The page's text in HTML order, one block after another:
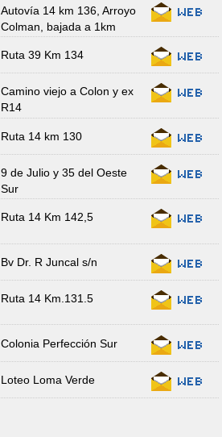
Autovía 14 km 136, Arroyo
Colman, bajada a 1km
Ruta 39 Km 134
Camino viejo a Colon y ex
R14
Ruta 14 km 130
9 de Julio y 35 del Oeste
Sur
Ruta 14 Km 142,5
Bv Dr. R Juncal s/n
Ruta 14 Km.131.5
Colonia Perfección Sur
Loteo Loma Verde